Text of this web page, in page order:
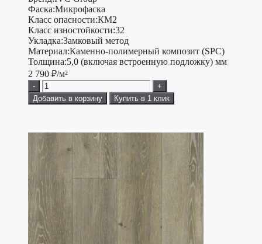
Фаска:Микрофаска
Класс опасности:КМ2
Класс изностойкости:32
Укладка:Замковый метод
Материал:Каменно-полимерный композит (SPC)
Толщина:5,0 (включая встроенную подложку) мм
2 790 ₽/м²
-
+
Добавить в корзину
Купить в 1 клик